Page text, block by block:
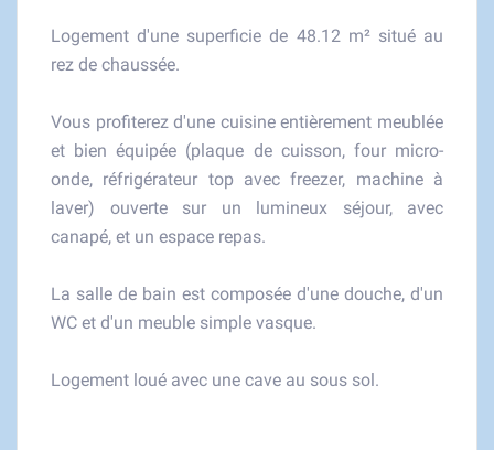
Logement d'une superficie de 48.12 m² situé au
rez de chaussée.
Vous profiterez d'une cuisine entièrement meublée
et bien équipée (plaque de cuisson, four micro-
onde, réfrigérateur top avec freezer, machine à
laver) ouverte sur un lumineux séjour, avec
canapé, et un espace repas.
La salle de bain est composée d'une douche, d'un
WC et d'un meuble simple vasque.
Logement loué avec une cave au sous sol.